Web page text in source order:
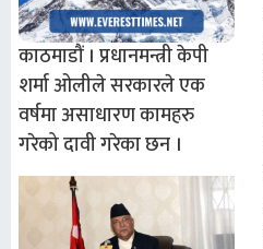
काठमाडौं । प्रधानमन्त्री केपी
शर्मा ओलीले सरकारले एक
वर्षमा असाधारण कामहरु
गरेको दावी गरेका छन ।